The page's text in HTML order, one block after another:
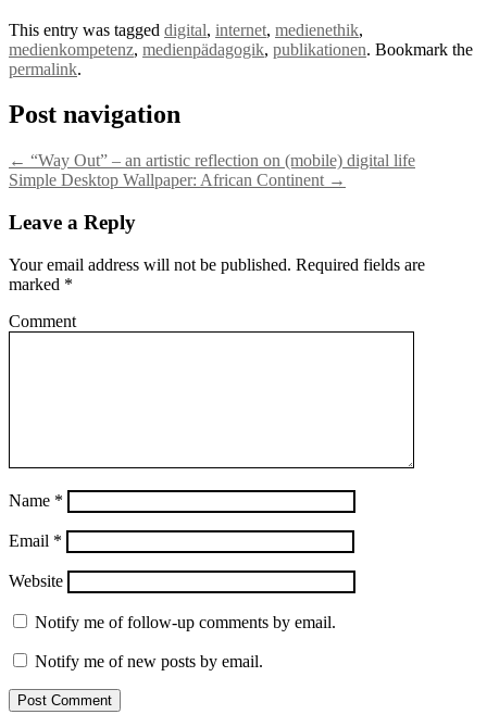
This entry was tagged digital, internet, medienethik,
medienkompetenz, medienpädagogik, publikationen. Bookmark the
permalink.
Post navigation
← “Way Out” – an artistic reflection on (mobile) digital life
Simple Desktop Wallpaper: African Continent →
Leave a Reply
Your email address will not be published. Required fields are
marked *
Comment
Name *
Email *
Website
Notify me of follow-up comments by email.
Notify me of new posts by email.